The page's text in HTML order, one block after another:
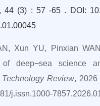
(3) : 57 -65 . DOI:
Xun YU, Pinxian
of deep−sea science
Review, 2026
j.issn.1000-